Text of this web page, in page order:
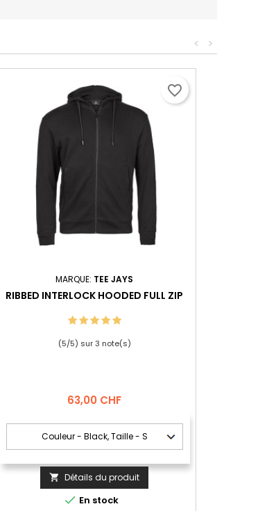
>
<
MARQUE: TEE JAYS
RIBBED INTERLOCK HOODED FULL ZIP
(5/5) sur3 note(s)
Prix
63,00 CHF
 Détails du produit
 En stock
favorite_border